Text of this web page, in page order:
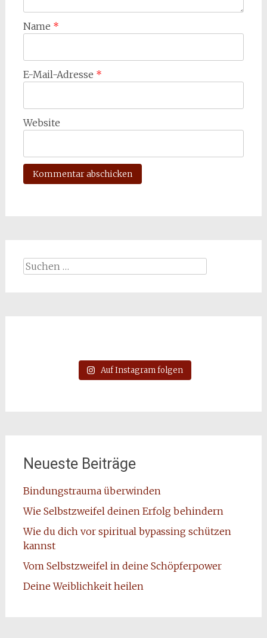
Name *
E-Mail-Adresse *
Website
Suchen
Auf Instagram folgen
Neueste Beiträge
Bindungstrauma überwinden
Wie Selbstzweifel deinen Erfolg behindern
Wie du dich vor spiritual bypassing schützen
kannst
Vom Selbstzweifel in deine Schöpferpower
Deine Weiblichkeit heilen